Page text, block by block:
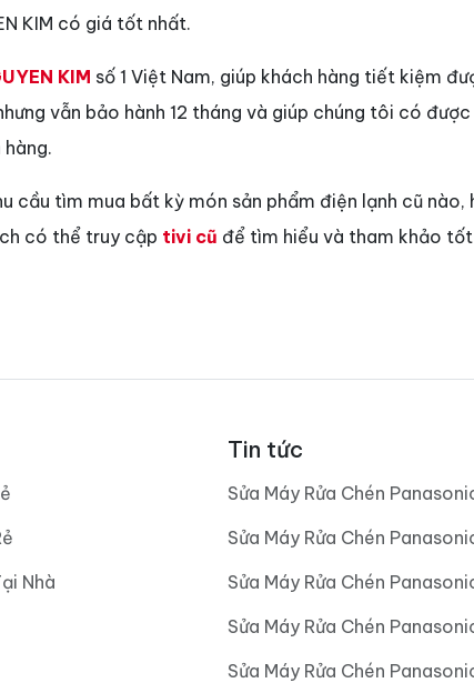
KIM có giá tốt nhất.
KIM số 1 Việt Nam, giúp khách hàng tiết kiệm
vẫn bảo hành 12 tháng và giúp chúng tôi có
cầu tìm mua bất kỳ món sản phẩm điện lạnh cũ nào,
có thể truy cập tivi cũ để tìm hiểu và tham khảo tốt
Nhà
Tin tức
Sửa Máy Rửa Chén
Sửa Máy Rửa Chén
Sửa Máy Rửa Chén
Sửa Máy Rửa Chén
Sửa Máy Rửa Chén